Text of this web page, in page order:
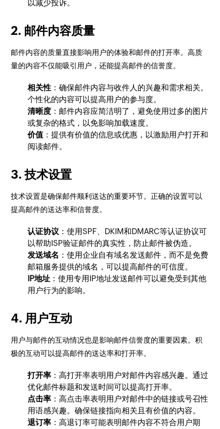
以减少投诉。
2. 邮件内容质量
邮件内容的质量直接影响用户的体验和邮件的打开率。高质
量的内容不仅能吸引用户，还能提高邮件的信誉度。
相关性 ：确保邮件内容与收件人的兴趣和需求相关。
个性化的内容可以提高用户的参与度。
清晰度 ：邮件内容应简洁明了，避免使用过多的图片
或复杂的格式，以免影响加载速度。
价值 ：提供有价值的信息或优惠，以激励用户打开和
阅读邮件。
3. 技术设置
技术设置是确保邮件顺利送达的重要环节。正确的设置可以
提高邮件的送达率和信誉度。
认证协议 ：使用SPF、DKIM和DMARC等认证协议可
以帮助ISP验证邮件的真实性，防止邮件被伪造。
发送域名 ：使用企业自有域名发送邮件，而不是免费
邮箱服务提供的域名，可以提高邮件的可信度。
IP地址 ：使用专用IP地址发送邮件可以避免受到其他
用户行为的影响。
4. 用户互动
用户与邮件的互动情况也是影响邮件信誉度的重要因素。积
极的互动可以提高邮件的送达率和打开率。
打开率 ：高打开率表明用户对邮件内容感兴趣。通过
优化邮件标题和发送时间可以提高打开率。
点击率 ：高点击率表明用户对邮件中的链接或号召性
用语感兴趣。确保链接指向相关且有价值的内容。
退订率 ：高退订率可能表明邮件内容不符合用户期